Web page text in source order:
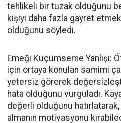
tehlikeli bir tuzak olduğunu
kişiyi daha fazla gayret
olduğunu söyledi.
Emeği Küçümseme Yanlışı:
için ortaya konulan samimi
yetersiz görerek
hata olduğunu vurguladı.
değerli olduğunu
almanın motivasyonu